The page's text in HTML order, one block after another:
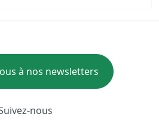
à nos newsletters
nous